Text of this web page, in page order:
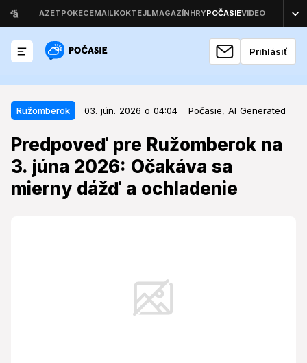
Prihlásiť
Ružomberok 03. jún. 2026 o 04:04 Počasie, AI Generated
Predpoveď pre Ružomberok na
3. júna 2026: Očakáva sa
mierny dážď a ochladenie
Ružomberok 03. jún. 2026 o 04:04
Predpoveď pre Ružomberok na 3.
júna 2026: Očakáva sa mierny
dážď a ochladenie